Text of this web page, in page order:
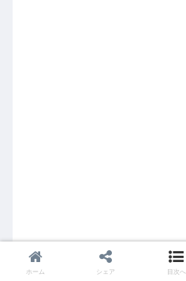
ホーム シェア 目次へ